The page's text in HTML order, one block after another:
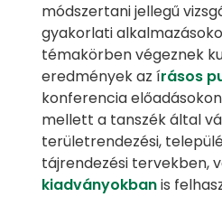
módszertani jellegű
gyakorlati
témakörben végeznek
eredmények az írásos
konferencia
mellett a tanszék által
területrendezési,
tájrendezési tervekben,
kiadványokbanis